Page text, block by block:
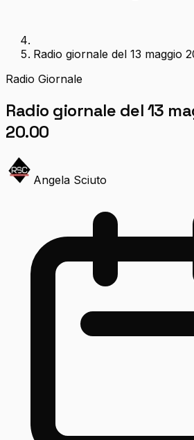
Radio giornale del 13 maggio
Radio Giornale
Radio giornale del 13
20.00
Angela Sciuto